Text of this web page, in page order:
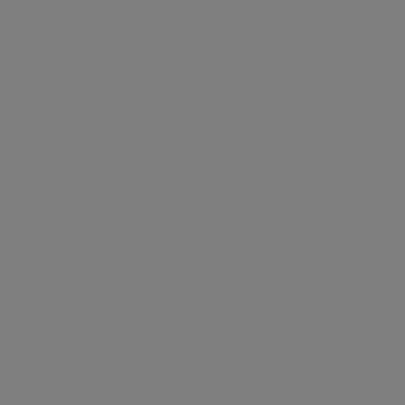
Lionel Reyser, issu des terroirs
Ce vin rouge révèle toute la
délicat, sublimé ici par le
d’une famille enracinée dans la
fruités de cerise, mûre et
de son potentiel.